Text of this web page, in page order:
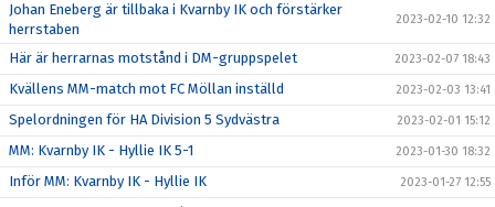
Johan Eneberg är tillbaka i Kvarnby IK och förstärker
herrstaben
2023-02-10 12:32
Här är herrarnas motstånd i DM-gruppspelet 2023-02-07 18:43
Kvällens MM-match mot FC Möllan inställd 2023-02-03 13:41
Spelordningen för HA Division 5 Sydvästra 2023-02-01 15:12
MM: Kvarnby IK - Hyllie IK 5-1 2023-01-30 18:32
Inför MM: Kvarnby IK - Hyllie IK 2023-01-27 12:55